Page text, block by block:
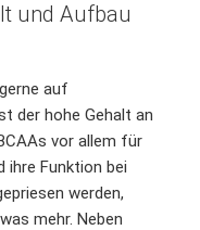
und Aufbau
auf
der hohe Gehalt an
vor allem für
ihre Funktion bei
werden,
mehr. Neben